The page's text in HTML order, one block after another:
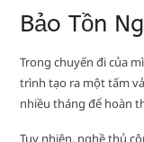
Bảo Tồn
Trong chuyến đi của
trình tạo ra một tấm
nhiều tháng để hoàn
Tuy nhiên, nghề thủ